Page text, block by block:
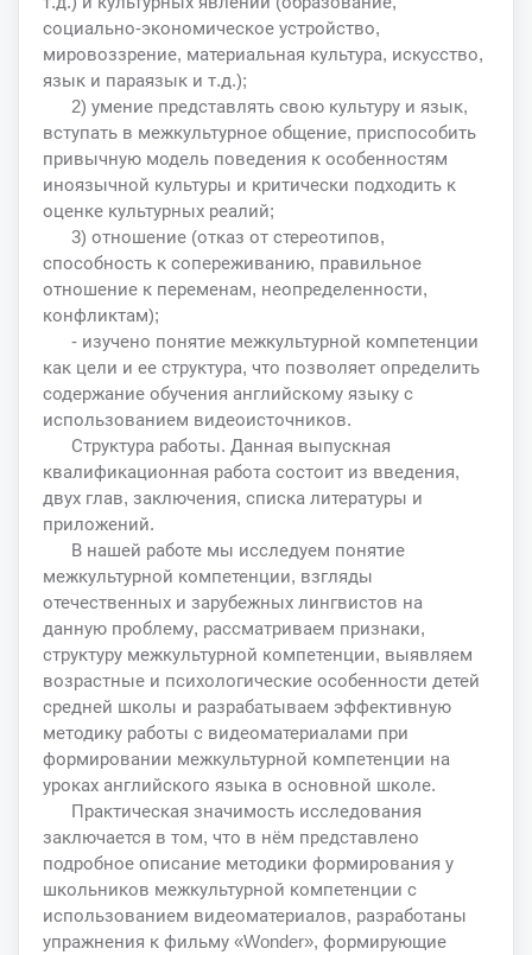
социально-экономическое устройство,
мировоззрение, материальная культура, искусство,
язык и параязык и т.д.);
2) умение представлять свою культуру и язык,
вступать в межкультурное общение, приспособить
привычную модель поведения к особенностям
иноязычной культуры и критически подходить к
оценке культурных реалий;
3) отношение (отказ от стереотипов,
способность к сопереживанию, правильное
отношение к переменам, неопределенности,
конфликтам);
- изучено понятие межкультурной компетенции
как цели и ее структура, что позволяет определить
содержание обучения английскому языку с
использованием видеоисточников.
Структура работы. Данная выпускная
квалификационная работа состоит из введения,
двух глав, заключения, списка литературы и
приложений.
В нашей работе мы исследуем понятие
межкультурной компетенции, взгляды
отечественных и зарубежных лингвистов на
данную проблему, рассматриваем признаки,
структуру межкультурной компетенции, выявляем
возрастные и психологические особенности детей
средней школы и разрабатываем эффективную
методику работы с видеоматериалами при
формировании межкультурной компетенции на
уроках английского языка в основной школе.
Практическая значимость исследования
заключается в том, что в нём представлено
подробное описание методики формирования у
школьников межкультурной компетенции с
использованием видеоматериалов, разработаны
упражнения к фильму «Wonder», формирующие